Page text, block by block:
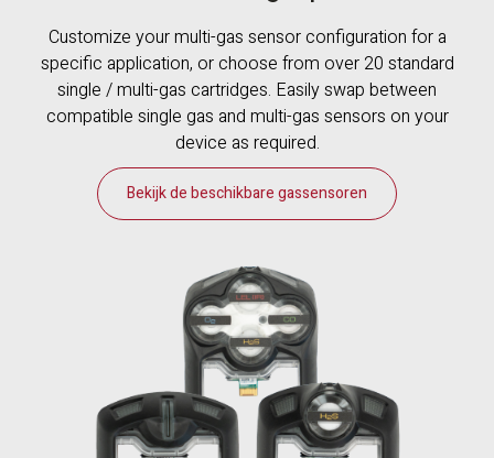
Customize your multi-gas sensor configuration for a
specific application, or choose from over 20 standard
single / multi-gas cartridges. Easily swap between
compatible single gas and multi-gas sensors on your
device as required.
Bekijk de beschikbare gassensoren